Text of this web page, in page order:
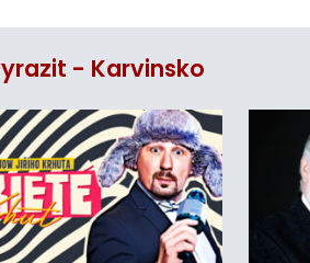
- Karvinsko